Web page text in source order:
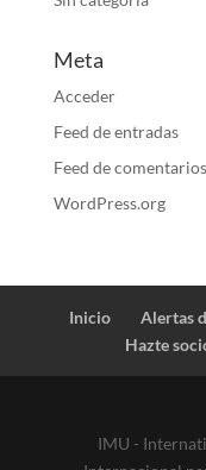
Meta
Acceder
Feed de entradas
Feed de comentarios
WordPress.org
Inicio Alertas
Hazte
IMU -